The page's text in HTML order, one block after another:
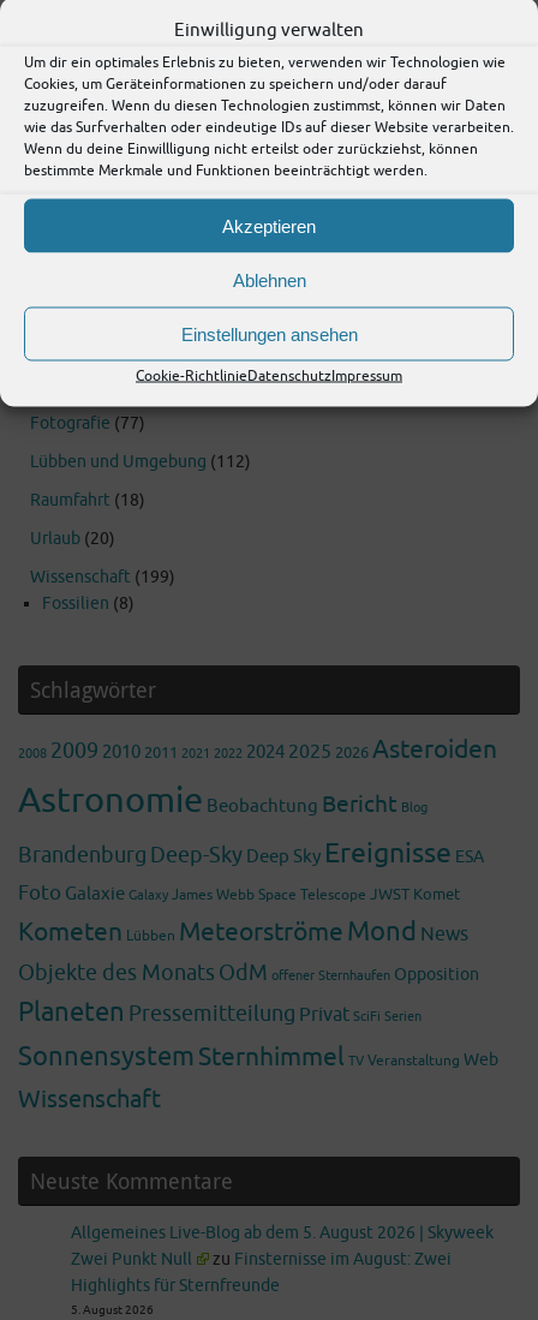
Einwilligung verwalten
Um dir ein optimales Erlebnis zu bieten, verwenden wir Technologien wie
Cookies, um Geräteinformationen zu speichern und/oder darauf
zuzugreifen. Wenn du diesen Technologien zustimmst, können wir Daten
wie das Surfverhalten oder eindeutige IDs auf dieser Website verarbeiten.
Wenn du deine Einwillligung nicht erteilst oder zurückziehst, können
bestimmte Merkmale und Funktionen beeinträchtigt werden.
Akzeptieren
Ablehnen
Einstellungen ansehen
Cookie-RichtlinieDatenschutzImpressum
Kategorien
Allgemein(67)
Astronomie(863)
Objekte des Monats(146)
(134)
Sternhimmel(201)
(58)
Fernsehen und DVD(50)
(36)
Fotografie (77)
Lübben und Umgebung (112)
Raumfahrt (18)
Urlaub (20)
Wissenschaft (199)
Fossilien (8)
Schlagwörter
2008 2009 2010 2011 2021 2022 2024 2025 2026Asteroiden
Astronomie Beobachtung Bericht Blog
Brandenburg Deep-Sky Deep Sky Ereignisse ESA
Foto Galaxie Galaxy James Webb Space Telescope JWST Komet
Kometen Lübben MeteorströmeMond News
Objekte des Monats OdM offener Sternhaufen Opposition
Planeten Pressemitteilung Privat SciFi Serien
Sonnensystem Sternhimmel TV Veranstaltung Web
Wissenschaft
Neuste Kommentare
Allgemeines Live-Blog ab dem 5. August 2026 | Skyweek
Zwei Punkt Null
zu Finsternisse im August: Zwei
Highlights für Sternfreunde
5. August 2026